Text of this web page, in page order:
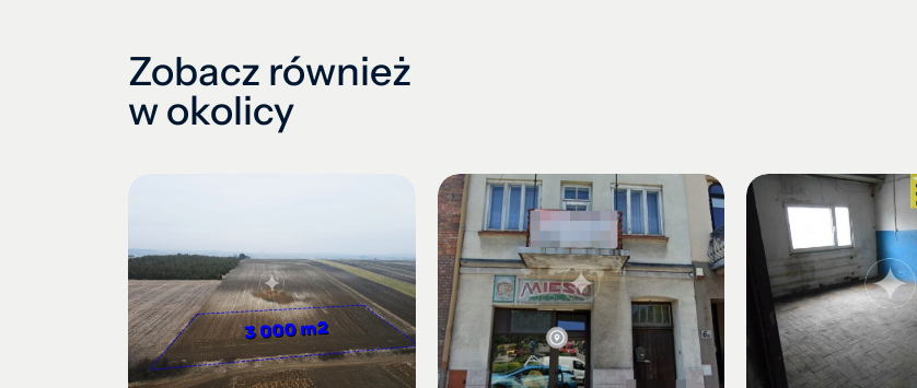
Zobacz również
w okolicy